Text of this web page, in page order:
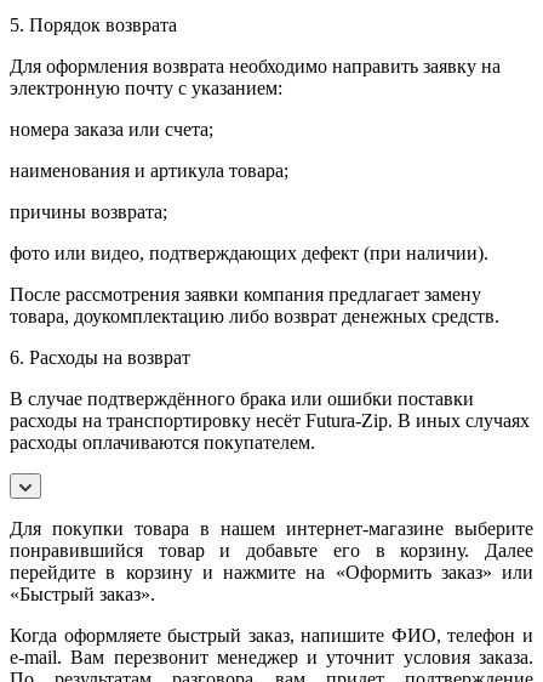
5. Порядок возврата
Для оформления возврата необходимо направить заявку на
электронную почту с указанием:
номера заказа или счета;
наименования и артикула товара;
причины возврата;
фото или видео, подтверждающих дефект (при наличии).
После рассмотрения заявки компания предлагает замену
товара, доукомплектацию либо возврат денежных средств.
6. Расходы на возврат
В случае подтверждённого брака или ошибки поставки
расходы на транспортировку несёт Futura-Zip. В иных случаях
расходы оплачиваются покупателем.
Для покупки товара в нашем интернет-магазине выберите
понравившийся товар и добавьте его в корзину. Далее
перейдите в корзину и нажмите на «Оформить заказ» или
«Быстрый заказ».
Когда оформляете быстрый заказ, напишите ФИО, телефон и
e-mail. Вам перезвонит менеджер и уточнит условия заказа.